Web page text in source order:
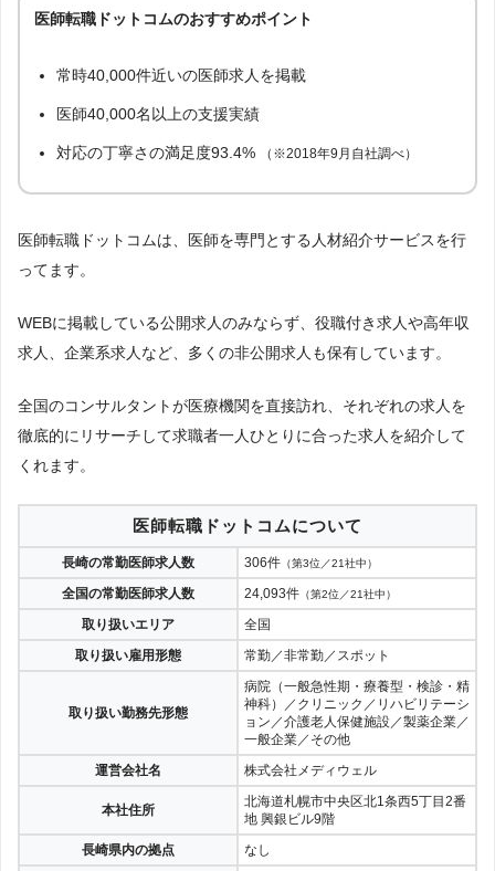
医師転職ドットコムのおすすめポイント
常時40,000件近いの医師求人を掲載
医師40,000名以上の支援実績
対応の丁寧さの満足度93.4% （※2018年9月自社調べ）
医師転職ドットコムは、医師を専門とする人材紹介サービスを行
ってます。
WEBに掲載している公開求人のみならず、役職付き求人や高年収
求人、企業系求人など、多くの非公開求人も保有しています。
全国のコンサルタントが医療機関を直接訪れ、それぞれの求人を
徹底的にリサーチして求職者一人ひとりに合った求人を紹介して
くれます。
医師転職ドットコムについて
長崎の常勤医師求人数 306件 （第3位／21社中）
全国の常勤医師求人数 24,093件 （第2位／21社中）
取り扱いエリア
全国
取り扱い雇用形態
常勤／非常勤／スポット
取り扱い勤務先形態
病院（一般急性期・療養型・検診・精
神科）／クリニック／リハビリテーシ
ョン／介護老人保健施設／製薬企業／
一般企業／その他
運営会社名
株式会社メディウェル
本社住所
北海道札幌市中央区北1条西5丁目2番
地 興銀ビル9階
長崎県内の拠点
なし